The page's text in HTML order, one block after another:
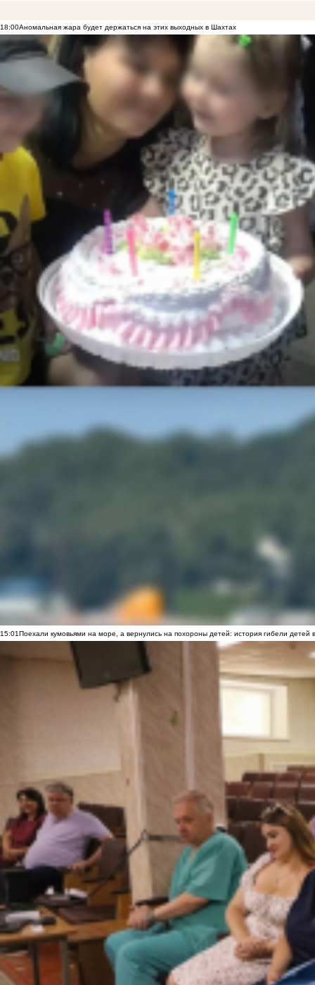
18:00Аномальная жара будет держаться на этих выходных в Шахтах
15:01Поехали кумовьями на море, а вернулись на похороны детей: история гибели детей